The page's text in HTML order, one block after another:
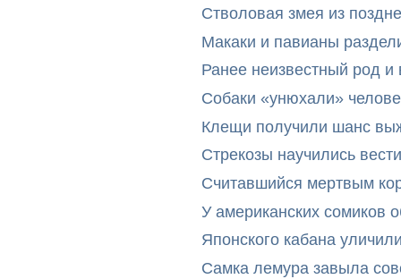
Стволовая змея из
Макаки и павианы
Ранее неизвестный род и
Собаки «унюхали»
Клещи получили шанс
Стрекозы научились
Считавшийся мертвым
У американских сомиков
Японского кабана
Самка лемура завыла